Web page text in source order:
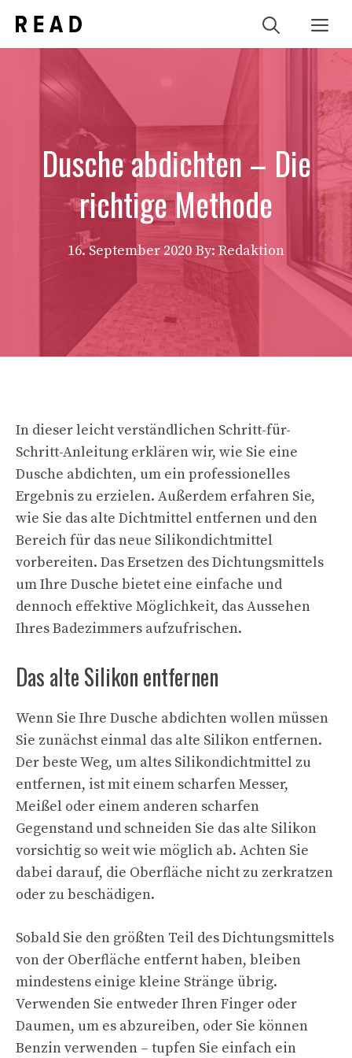
Inhalt
springen
Dusche abdichten – Die
richtige Methode
16. September 2020 By: Redaktion
In dieser leicht verständlichen Schritt-für-
Schritt-Anleitung erklären wir, wie Sie eine
Dusche abdichten, um ein professionelles
Ergebnis zu erzielen. Außerdem erfahren Sie,
wie Sie das alte Dichtmittel entfernen und den
Bereich für das neue Silikondichtmittel
vorbereiten. Das Ersetzen des Dichtungsmittels
um Ihre Dusche bietet eine einfache und
dennoch effektive Möglichkeit, das Aussehen
Ihres Badezimmers aufzufrischen.
Das alte Silikon entfernen
Wenn Sie Ihre Dusche abdichten wollen müssen
Sie zunächst einmal das alte Silikon entfernen.
Der beste Weg, um altes Silikondichtmittel zu
entfernen, ist mit einem scharfen Messer,
Meißel oder einem anderen scharfen
Gegenstand und schneiden Sie das alte Silikon
vorsichtig so weit wie möglich ab. Achten Sie
dabei darauf, die Oberfläche nicht zu zerkratzen
oder zu beschädigen.
Sobald Sie den größten Teil des Dichtungsmittels
von der Oberfläche entfernt haben, bleiben
mindestens einige kleine Stränge übrig.
Verwenden Sie entweder Ihren Finger oder
Daumen, um es abzureiben, oder Sie können
Benzin verwenden – tupfen Sie einfach ein